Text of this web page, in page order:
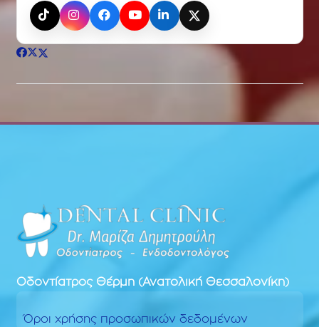
TikTokInstagramFacebookYouTubeLinkedInX (Twitter)
Οδοντίατρος Θέρμη (Ανατολική Θεσσαλονίκη)
Όροι χρήσης προσωπικών δεδομένων